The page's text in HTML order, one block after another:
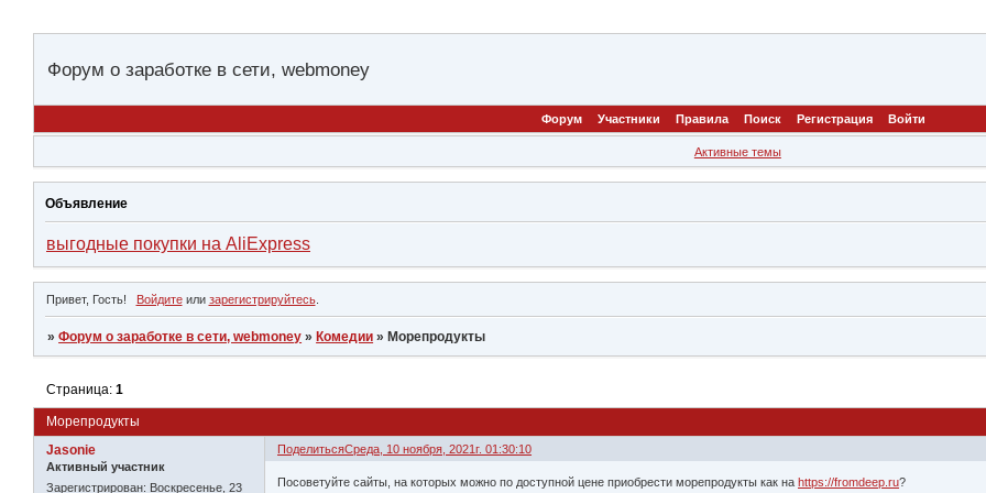
Форум о заработке в сети, webmoney
Форум Участники Правила Поиск Регистрация Войти
Активные темы
Объявление
выгодные покупки на AliExpress
Привет, Гость! Войдитеили зарегистрируйтесь.
»Форум о заработке в сети, webmoney » Комедии » Морепродукты
Морепродукты
Страница:1
ПоделитьсяСреда, 10 ноября, 2021г. 01:30:10
Jasonie
Активный участник
Зарегистрирован: Воскресенье, 23
Посоветуйте сайты, на которых можно по доступной цене приобрести морепродукты как наhttps://fromdeep.ru?